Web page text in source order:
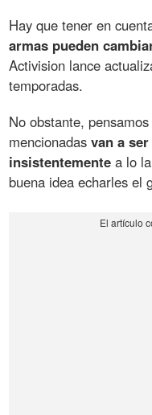
Hay que tener en
armas pueden
Activision lance
temporadas.
No obstante,
mencionadasvan a
insistentemente a lo
buena idea echarles el